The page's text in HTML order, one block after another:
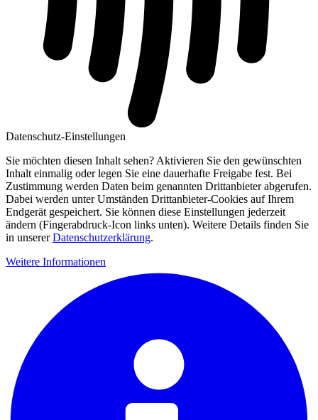
Datenschutz-Einstellungen
Sie möchten diesen Inhalt sehen? Aktivieren Sie den gewünschten
Inhalt einmalig oder legen Sie eine dauerhafte Freigabe fest. Bei
Zustimmung werden Daten beim genannten Drittanbieter abgerufen.
Dabei werden unter Umständen Drittanbieter-Cookies auf Ihrem
Endgerät gespeichert. Sie können diese Einstellungen jederzeit
ändern (Fingerabdruck-Icon links unten). Weitere Details finden Sie
in unsererDatenschutzerklärung.
Weitere Informationen